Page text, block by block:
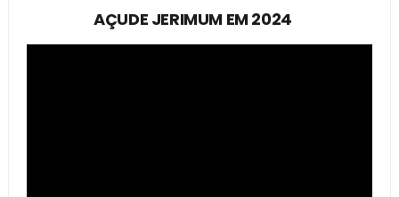
AÇUDE JERIMUM EM 2024